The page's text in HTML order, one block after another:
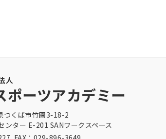
人
ポーツアカデミー
つくば市竹園3-18-2
ンター E-201 SANワークスペース